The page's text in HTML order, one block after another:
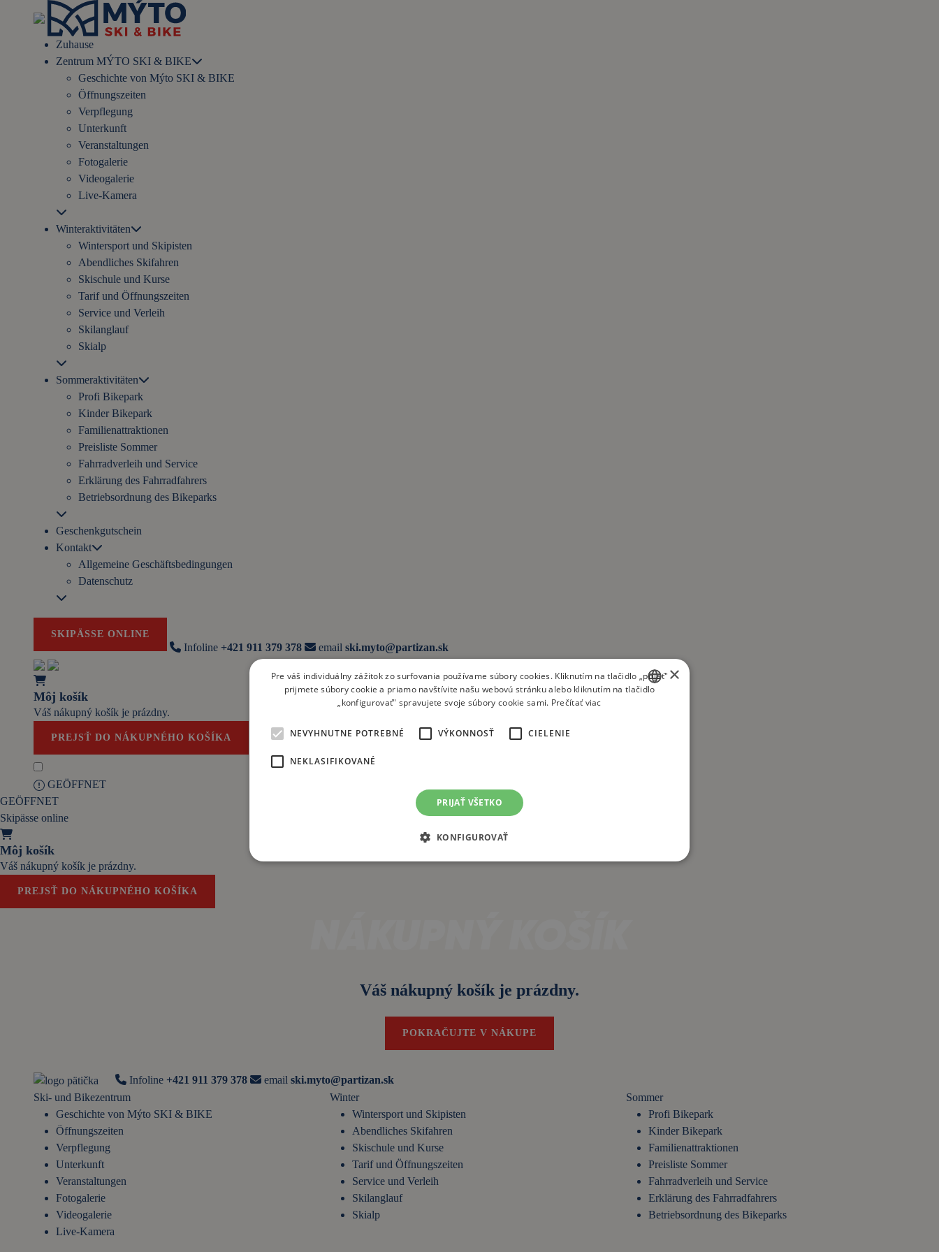
Zuhause
Zentrum MÝTO SKI & BIKE
Geschichte von Mýto SKI & BIKE
Öffnungszeiten
Verpflegung
Unterkunft
Veranstaltungen
Fotogalerie
Videogalerie
Live-Kamera
Winteraktivitäten
Wintersport und Skipisten
Abendliches Skifahren
Skischule und Kurse
Tarif und Öffnungszeiten
Service und Verleih
Skilanglauf
Skialp
Sommeraktivitäten
Profi Bikepark
Kinder Bikepark
Familienattraktionen
Preisliste Sommer
Fahrradverleih und Service
Erklärung des Fahrradfahrers
Betriebsordnung des Bikeparks
Geschenkgutschein
Kontakt
Allgemeine Geschäftsbedingungen
Datenschutz
SKIPÄSSE ONLINE
Infoline +421 911 379 378 email ski.myto@partizan.sk
Môj košík
Váš nákupný košík je prázdny.
PREJSŤ DO NÁKUPNÉHO KOŠÍKA
GEÖFFNET
GEÖFFNET
Skipässe online
Môj košík
Váš nákupný košík je prázdny.
PREJSŤ DO NÁKUPNÉHO KOŠÍKA
Váš nákupný košík je prázdny.
POKRAČUJTE V NÁKUPE
Infoline +421 911 379 378 email ski.myto@partizan.sk
Ski- und Bikezentrum
Geschichte von Mýto SKI & BIKE
Öffnungszeiten
Verpflegung
Unterkunft
Veranstaltungen
Fotogalerie
Videogalerie
Live-Kamera
Winter
Wintersport und Skipisten
Abendliches Skifahren
Skischule und Kurse
Tarif und Öffnungszeiten
Service und Verleih
Skilanglauf
Skialp
Sommer
Profi Bikepark
Kinder Bikepark
Familienattraktionen
Preisliste Sommer
Fahrradverleih und Service
Erklärung des Fahrradfahrers
Betriebsordnung des Bikeparks
×
Pre váš individuálny zážitok zo surfovania používame súbory cookies. Kliknutím na tlačidlo „prijať"
prijmete súbory cookie a priamo navštívite našu webovú stránku alebo kliknutím na tlačidlo
„konfigurovať" spravujete svoje súbory cookie sami. Prečítať viac
NEVYHNUTNE POTREBNÉ VÝKONNOSŤ CIELENIE
NEKLASIFIKOVANÉ
PRIJAŤ VŠETKO
KONFIGUROVAŤ